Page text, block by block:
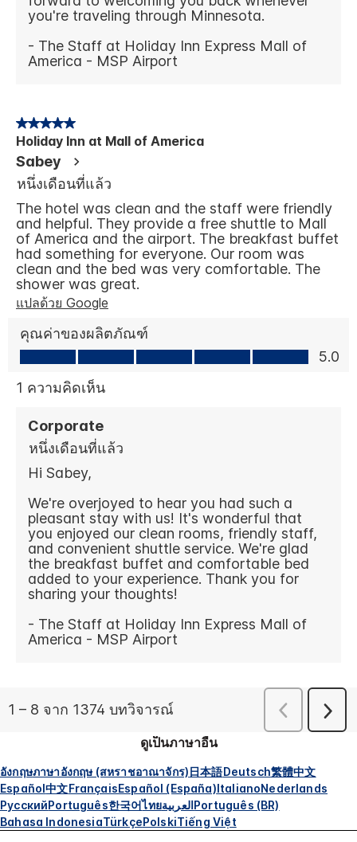
ดูเป็นภาษาอื่น
อังกฤษภาษาอังกฤษ (สหราชอาณาจักร)日本語Deutsch繁體中文
Español中文FrançaisEspañol (España)ItalianoNederlands
РусскийPortuguês한국어ไทยالعربيةPortuguês (BR)
Bahasa IndonesiaTürkçePolskiTiếng Việt